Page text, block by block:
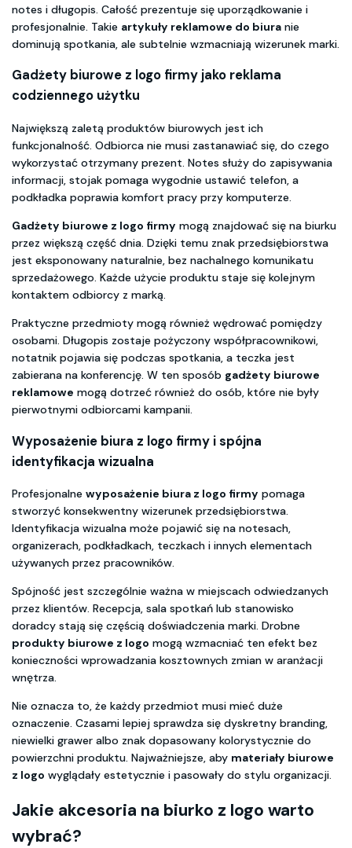
notes i długopis. Całość prezentuje się uporządkowanie i
profesjonalnie. Takie artykuły reklamowe do biura nie
dominują spotkania, ale subtelnie wzmacniają wizerunek marki.
Gadżety biurowe z logo firmy jako reklama
codziennego użytku
Największą zaletą produktów biurowych jest ich
funkcjonalność. Odbiorca nie musi zastanawiać się, do czego
wykorzystać otrzymany prezent. Notes służy do zapisywania
informacji, stojak pomaga wygodnie ustawić telefon, a
podkładka poprawia komfort pracy przy komputerze.
Gadżety biurowe z logo firmy mogą znajdować się na biurku
przez większą część dnia. Dzięki temu znak przedsiębiorstwa
jest eksponowany naturalnie, bez nachalnego komunikatu
sprzedażowego. Każde użycie produktu staje się kolejnym
kontaktem odbiorcy z marką.
Praktyczne przedmioty mogą również wędrować pomiędzy
osobami. Długopis zostaje pożyczony współpracownikowi,
notatnik pojawia się podczas spotkania, a teczka jest
zabierana na konferencję. W ten sposób gadżety biurowe
reklamowe mogą dotrzeć również do osób, które nie były
pierwotnymi odbiorcami kampanii.
Wyposażenie biura z logo firmy i spójna
identyfikacja wizualna
Profesjonalne wyposażenie biura z logo firmy pomaga
stworzyć konsekwentny wizerunek przedsiębiorstwa.
Identyfikacja wizualna może pojawić się na notesach,
organizerach, podkładkach, teczkach i innych elementach
używanych przez pracowników.
Spójność jest szczególnie ważna w miejscach odwiedzanych
przez klientów. Recepcja, sala spotkań lub stanowisko
doradcy stają się częścią doświadczenia marki. Drobne
produkty biurowe z logo mogą wzmacniać ten efekt bez
konieczności wprowadzania kosztownych zmian w aranżacji
wnętrza.
Nie oznacza to, że każdy przedmiot musi mieć duże
oznaczenie. Czasami lepiej sprawdza się dyskretny branding,
niewielki grawer albo znak dopasowany kolorystycznie do
powierzchni produktu. Najważniejsze, aby materiały biurowe
z logo wyglądały estetycznie i pasowały do stylu organizacji.
Jakie akcesoria na biurko z logo warto
wybrać?